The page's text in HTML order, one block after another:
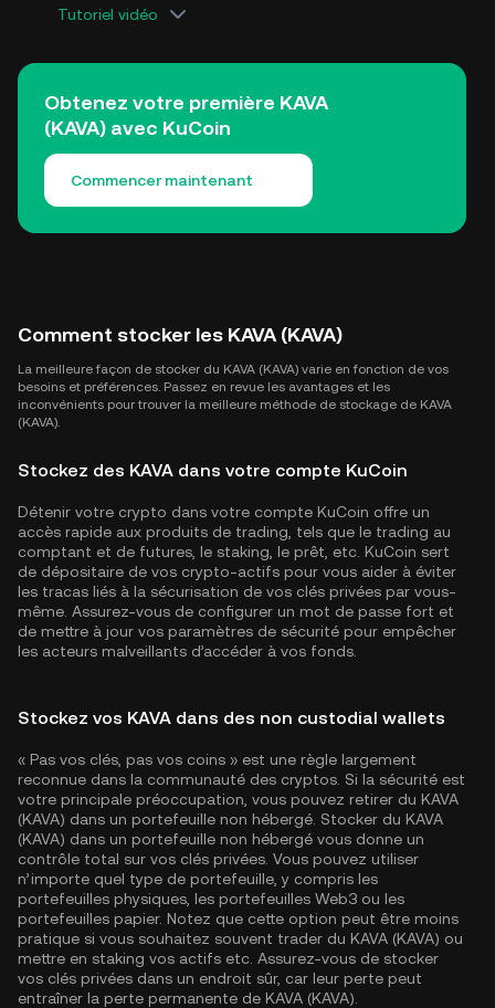
Tutoriel vidéo
Obtenez votre première KAVA
(KAVA) avec KuCoin
Commencer maintenant
Comment stocker les KAVA (KAVA)
La meilleure façon de stocker du KAVA (KAVA) varie en fonction de vos
besoins et préférences. Passez en revue les avantages et les
inconvénients pour trouver la meilleure méthode de stockage de KAVA
(KAVA).
Stockez des KAVA dans votre compte KuCoin
Détenir votre crypto dans votre compte KuCoin offre un
accès rapide aux produits de trading, tels que le trading au
comptant et de futures, le staking, le prêt, etc. KuCoin sert
de dépositaire de vos crypto-actifs pour vous aider à éviter
les tracas liés à la sécurisation de vos clés privées par vous-
même. Assurez-vous de configurer un mot de passe fort et
de mettre à jour vos paramètres de sécurité pour empêcher
les acteurs malveillants d’accéder à vos fonds.
Stockez vos KAVA dans des non custodial wallets
« Pas vos clés, pas vos coins » est une règle largement
reconnue dans la communauté des cryptos. Si la sécurité est
votre principale préoccupation, vous pouvez retirer du KAVA
(KAVA) dans un portefeuille non hébergé. Stocker du KAVA
(KAVA) dans un portefeuille non hébergé vous donne un
contrôle total sur vos clés privées. Vous pouvez utiliser
n’importe quel type de portefeuille, y compris les
portefeuilles physiques, les portefeuilles Web3 ou les
portefeuilles papier. Notez que cette option peut être moins
pratique si vous souhaitez souvent trader du KAVA (KAVA) ou
mettre en staking vos actifs etc. Assurez-vous de stocker
vos clés privées dans un endroit sûr, car leur perte peut
entraîner la perte permanente de KAVA (KAVA).